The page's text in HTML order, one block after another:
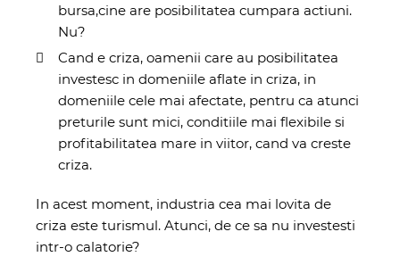
bursa,cine are posibilitatea cumpara actiuni.
Nu?
Cand e criza, oamenii care au posibilitatea
investesc in domeniile aflate in criza, in
domeniile cele mai afectate, pentru ca atunci
preturile sunt mici, conditiile mai flexibile si
profitabilitatea mare in viitor, cand va creste
criza.
In acest moment, industria cea mai lovita de
criza este turismul. Atunci, de ce sa nu investesti
intr-o calatorie?